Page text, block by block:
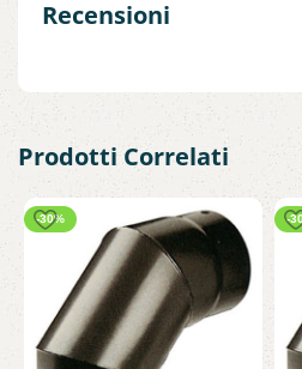
Recensioni
Prodotti Correlati
-30% -